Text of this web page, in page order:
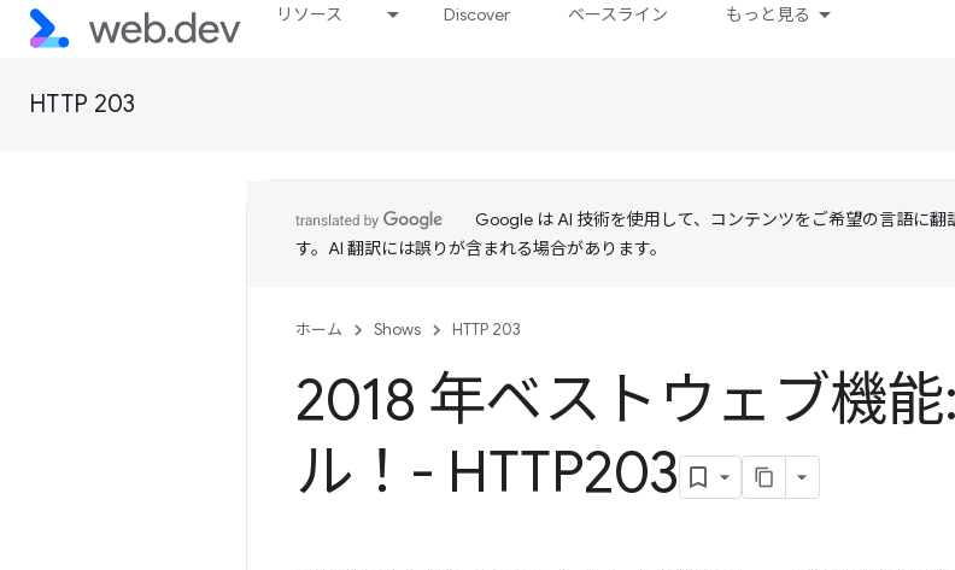
リソース Discover ベースライン もっと見る
HTTP 203
Google は AI 技術を使用して、コンテンツをご希望の言語に翻
す。AI 翻訳には誤りが含まれる場合があります。
ホーム Shows HTTP 203
2018 年ベストウェブ機
ル！- HTTP203